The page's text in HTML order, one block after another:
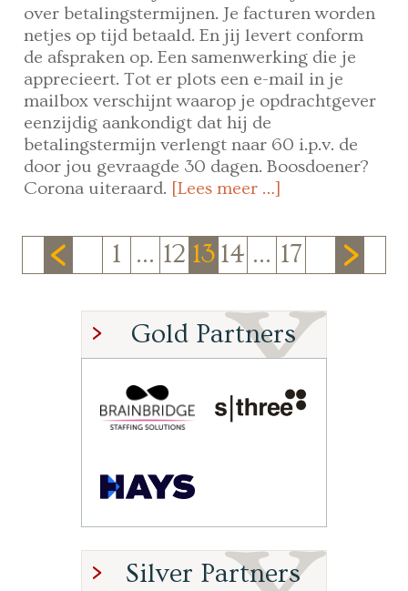
over betalingstermijnen. Je facturen worden
netjes op tijd betaald. En jij levert conform
de afspraken op. Een samenwerking die je
apprecieert. Tot er plots een e-mail in je
mailbox verschijnt waarop je opdrachtgever
eenzijdig aankondigt dat hij de
betalingstermijn verlengt naar 60 i.p.v. de
door jou gevraagde 30 dagen. Boosdoener?
Corona uiteraard. [Lees meer …]
1 … 12 13 14 … 17
Gold Partners
Silver Partners